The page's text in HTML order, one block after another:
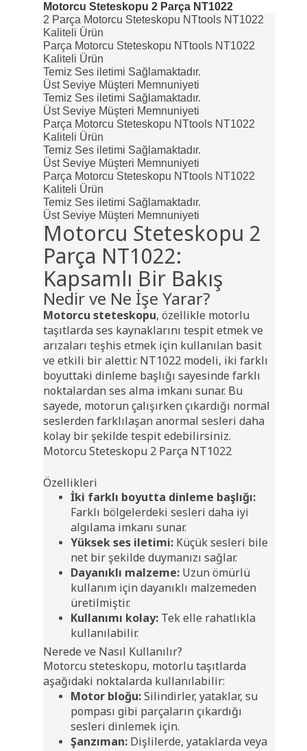
Motorcu Steteskopu 2 Parça NT1022
2 Parça Motorcu Steteskopu NTtools NT1022
Kaliteli Ürün
Parça Motorcu Steteskopu NTtools NT1022
Kaliteli Ürün
Temiz Ses iletimi Sağlamaktadır.
Üst Seviye Müşteri Memnuniyeti
Temiz Ses iletimi Sağlamaktadır.
Üst Seviye Müşteri Memnuniyeti
Parça Motorcu Steteskopu NTtools NT1022
Kaliteli Ürün
Temiz Ses iletimi Sağlamaktadır.
Üst Seviye Müşteri Memnuniyeti
Parça Motorcu Steteskopu NTtools NT1022
Kaliteli Ürün
Temiz Ses iletimi Sağlamaktadır.
Üst Seviye Müşteri Memnuniyeti
Motorcu Steteskopu 2
Parça NT1022:
Kapsamlı Bir Bakış
Nedir ve Ne İşe Yarar?
Motorcu steteskopu, özellikle motorlu
taşıtlarda ses kaynaklarını tespit etmek ve
arızaları teşhis etmek için kullanılan basit
ve etkili bir alettir. NT1022 modeli, iki farklı
boyuttaki dinleme başlığı sayesinde farklı
noktalardan ses alma imkanı sunar. Bu
sayede, motorun çalışırken çıkardığı normal
seslerden farklılaşan anormal sesleri daha
kolay bir şekilde tespit edebilirsiniz.
Motorcu Steteskopu 2 Parça NT1022
Özellikleri
İki farklı boyutta dinleme başlığı:
Farklı bölgelerdeki sesleri daha iyi
algılama imkanı sunar.
Yüksek ses iletimi: Küçük sesleri bile
net bir şekilde duymanızı sağlar.
Dayanıklı malzeme: Uzun ömürlü
kullanım için dayanıklı malzemeden
üretilmiştir.
Kullanımı kolay: Tek elle rahatlıkla
kullanılabilir.
Nerede ve Nasıl Kullanılır?
Motorcu steteskopu, motorlu taşıtlarda
aşağıdaki noktalarda kullanılabilir:
Motor bloğu:Silindirler, yataklar, su
pompası gibi parçaların çıkardığı
sesleri dinlemek için.
Şanzıman: Dişlilerde, yataklarda veya